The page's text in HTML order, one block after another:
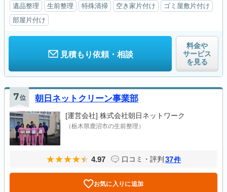
遺品整理 生前整理 特殊清掃 空き家片付け
ゴミ屋敷片付け
部屋片付け
見積もり依頼・相談
料金や
サービス
を見る
7位 朝日ネットクリーン事業部
[運営会社] 株式会社朝日ネットワーク
（栃木県鹿沼市の生前整理）
4.97 口コミ・評判 37件
お気に入りに追加